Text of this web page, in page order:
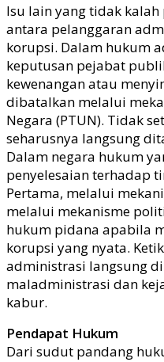
Isu lain yang tidak
antara pelanggaran
korupsi. Dalam hukum
keputusan pejabat
kewenangan atau
dibatalkan melalui
Negara (PTUN). Tidak
seharusnya langsung
Dalam negara hukum
penyelesaian terhadap
Pertama, melalui
melalui mekanisme
hukum pidana apabila
korupsi yang nyata.
administrasi langsung
maladministrasi dan
kabur.
Pendapat Hukum
Dari sudut pandang